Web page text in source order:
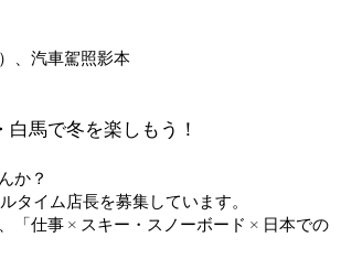
、汽車駕照影本
馬で冬を楽しもう！
か？
イム店長を募集しています。
「仕事 × スキー・スノーボード × 日本での